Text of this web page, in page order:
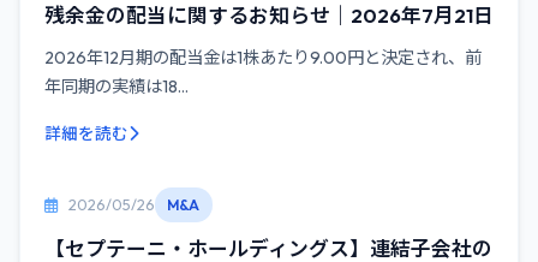
残余金の配当に関するお知らせ｜2026年7月21日
2026年12月期の配当金は1株あたり9.00円と決定され、前
年同期の実績は18...
詳細を読む
2026/05/26 M&A
【セプテーニ・ホールディングス】連結子会社の